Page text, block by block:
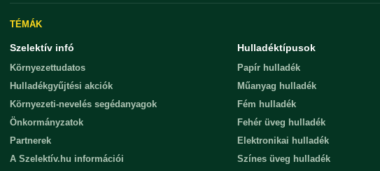
TÉMÁK
Szelektív infó
Környezettudatos
Hulladékgyűjtési akciók
Környezeti-nevelés segédanyagok
Önkormányzatok
Partnerek
A Szelektív.hu információi
Hulladéktípusok
Papír hulladék
Műanyag hulladék
Fém hulladék
Fehér üveg hulladék
Elektronikai hulladék
Színes üveg hulladék